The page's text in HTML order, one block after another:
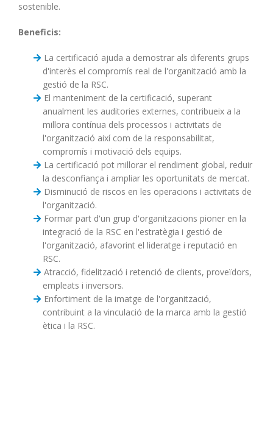
sostenible.
Beneficis:
La certificació ajuda a demostrar als diferents grups
d'interès el compromís real de l'organització amb la
gestió de la RSC.
El manteniment de la certificació, superant
anualment les auditories externes, contribueix a la
millora contínua dels processos i activitats de
l'organització així com de la responsabilitat,
compromís i motivació dels equips.
La certificació pot millorar el rendiment global, reduir
la desconfiança i ampliar les oportunitats de mercat.
Disminució de riscos en les operacions i activitats de
l'organització.
Formar part d'un grup d'organitzacions pioner en la
integració de la RSC en l'estratègia i gestió de
l'organització, afavorint el lideratge i reputació en
RSC.
Atracció, fidelització i retenció de clients, proveïdors,
empleats i inversors.
Enfortiment de la imatge de l'organització,
contribuint a la vinculació de la marca amb la gestió
ètica i la RSC.